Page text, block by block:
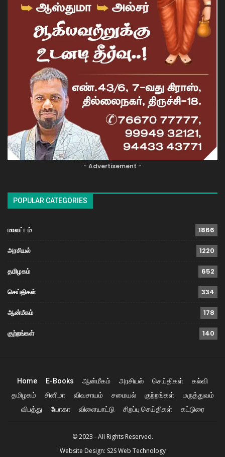
- Advertisement -
POPULAR CATEGORIES
மாவட்டம் 1866
அரசியல் 1220
தமிழகம் 652
செய்திகள் 334
ஆன்மீகம் 178
குற்றங்கள் 140
Home E-Books ஆன்மீகம் அரசியல் செய்திகள்
கல்வி
தமிழகம்
சினிமா விவசாயம் சமையல் குற்றங்கள்
மருத்துவம்
விபத்து
யோகா விளையாட்டு சிறப்பு செய்திகள் கட்டுரை
© 2023 - All Rights Reserved.
Website Design: S2S Web Technology